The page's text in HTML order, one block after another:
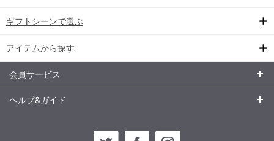
ギフトシーンで選ぶ
アイテムから探す
会員サービス
ヘルプ&ガイド